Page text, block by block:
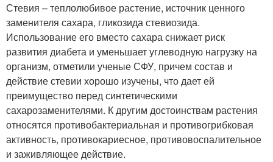
Стевия – теплолюбивое растение, источник ценного
заменителя сахара, гликозида стевиозида.
Использование его вместо сахара снижает риск
развития диабета и уменьшает углеводную нагрузку на
организм, отметили ученые СФУ, причем состав и
действие стевии хорошо изучены, что дает ей
преимущество перед синтетическими
сахарозаменителями. К другим достоинствам растения
относятся противобактериальная и противогрибковая
активность, противокариесное, противовоспалительное
и заживляющее действие.